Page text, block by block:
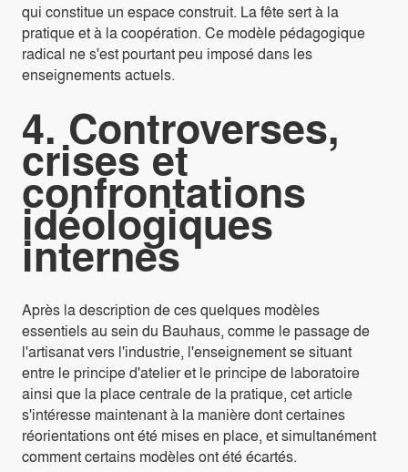
qui constitue un espace construit. La fête sert à la
pratique et à la coopération. Ce modèle pédagogique
radical ne s'est pourtant peu imposé dans les
enseignements actuels.
4. Controverses,
crises et
confrontations
idéologiques
internes
Après la description de ces quelques modèles
essentiels au sein du Bauhaus, comme le passage de
l'artisanat vers l'industrie, l'enseignement se situant
entre le principe d'atelier et le principe de laboratoire
ainsi que la place centrale de la pratique, cet article
s'intéresse maintenant à la manière dont certaines
réorientations ont été mises en place, et simultanément
comment certains modèles ont été écartés.